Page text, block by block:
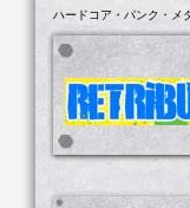
ハードコア・パンク・メ